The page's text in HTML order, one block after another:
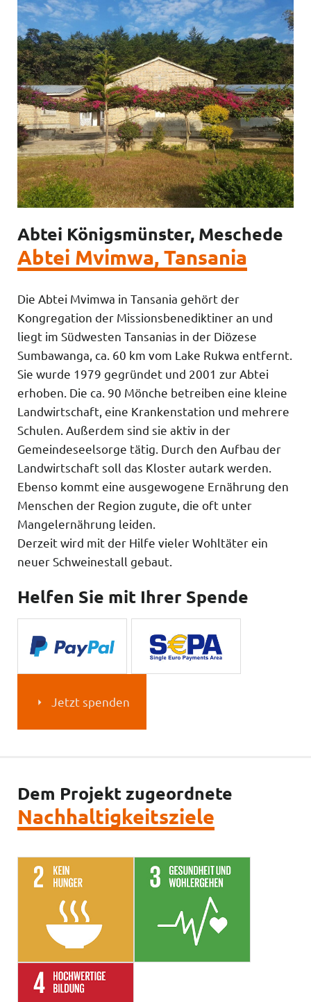
Abtei Königsmünster, Meschede
Abtei Mvimwa, Tansania
Die Abtei Mvimwa in Tansania gehört der
Kongregation der Missionsbenediktiner an und
liegt im Südwesten Tansanias in der Diözese
Sumbawanga, ca. 60 km vom Lake Rukwa entfernt.
Sie wurde 1979 gegründet und 2001 zur Abtei
erhoben. Die ca. 90 Mönche betreiben eine kleine
Landwirtschaft, eine Krankenstation und mehrere
Schulen. Außerdem sind sie aktiv in der
Gemeindeseelsorge tätig. Durch den Aufbau der
Landwirtschaft soll das Kloster autark werden.
Ebenso kommt eine ausgewogene Ernährung den
Menschen der Region zugute, die oft unter
Mangelernährung leiden.
Derzeit wird mit der Hilfe vieler Wohltäter ein
neuer Schweinestall gebaut.
Helfen Sie mit Ihrer Spende
Jetzt spenden
Dem Projekt zugeordnete
Nachhaltigkeitsziele